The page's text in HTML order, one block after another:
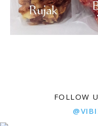
FOLLOW